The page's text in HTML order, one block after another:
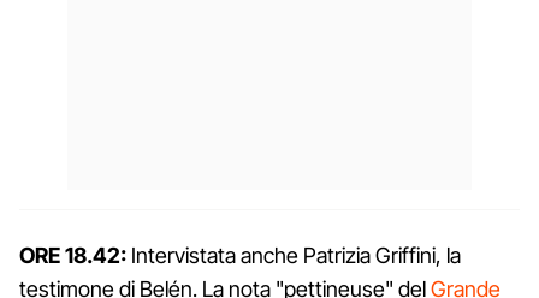
ORE 18.42: Intervistata anche Patrizia Griffini, la
testimone di Belén. La nota "pettineuse" delGrande